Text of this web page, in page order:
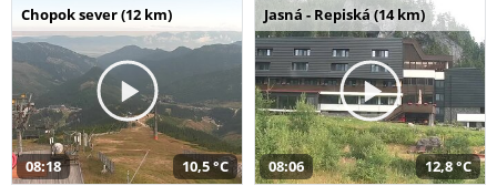
Chopok sever (12 km)
08:18 10,5 °C
Jasná - Repiská (14 km)
08:06 12,8 °C